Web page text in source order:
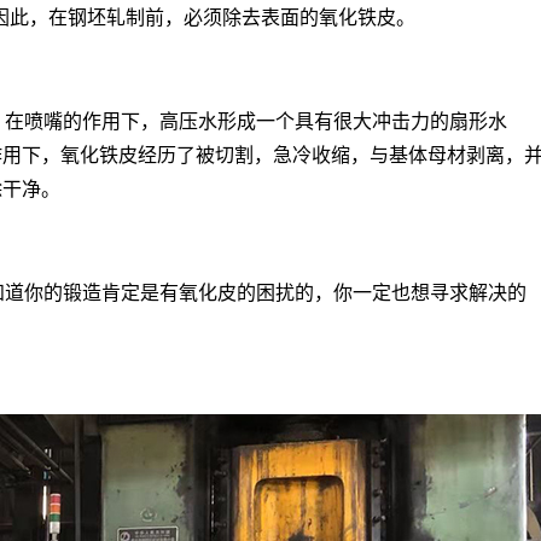
，在钢坯轧制前，必须除去表面的氧化铁皮。
喷嘴的作用下，高压水形成一个具有很大冲击力的扇形水
下，氧化铁皮经历了被切割，急冷收缩，与基体母材剥离，
净。
你的锻造肯定是有氧化皮的困扰的，你一定也想寻求解决的